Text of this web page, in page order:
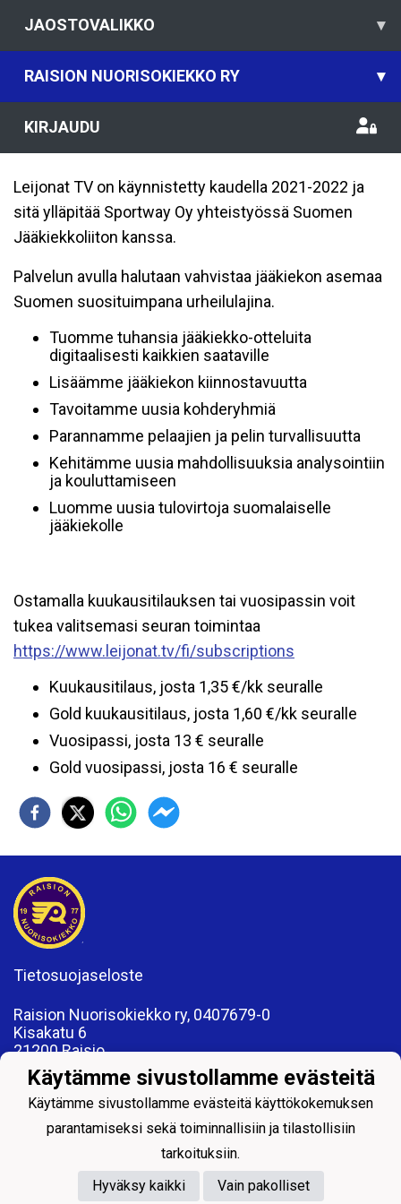
JAOSTOVALIKKO ▾
RAISION NUORISOKIEKKO RY ▾
KIRJAUDU
Leijonat TV on käynnistetty kaudella 2021-2022 ja
sitä ylläpitää Sportway Oy yhteistyössä Suomen
Jääkiekkoliiton kanssa.
Palvelun avulla halutaan vahvistaa jääkiekon asemaa
Suomen suosituimpana urheilulajina.
Tuomme tuhansia jääkiekko-otteluita
digitaalisesti kaikkien saataville
Lisäämme jääkiekon kiinnostavuutta
Tavoitamme uusia kohderyhmiä
Parannamme pelaajien ja pelin turvallisuutta
Kehitämme uusia mahdollisuuksia analysointiin
ja kouluttamiseen
Luomme uusia tulovirtoja suomalaiselle
jääkiekolle
Ostamalla kuukausitilauksen tai vuosipassin voit
tukea valitsemasi seuran toimintaa
https://www.leijonat.tv/fi/subscriptions
Kuukausitilaus, josta 1,35 €/kk seuralle
Gold kuukausitilaus, josta 1,60 €/kk seuralle
Vuosipassi, josta 13 € seuralle
Gold vuosipassi, josta 16 € seuralle
Tietosuojaseloste
Raision Nuorisokiekko ry, 0407679-0
Kisakatu 6
21200 Raisio
www.rnk.fi
toimisto@rnk.fi
Powered by
Käytämme sivustollamme evästeitä
Käytämme sivustollamme evästeitä käyttökokemuksen
parantamiseksi sekä toiminnallisiin ja tilastollisiin
tarkoituksiin.
Hyväksy kaikki
Vain pakolliset